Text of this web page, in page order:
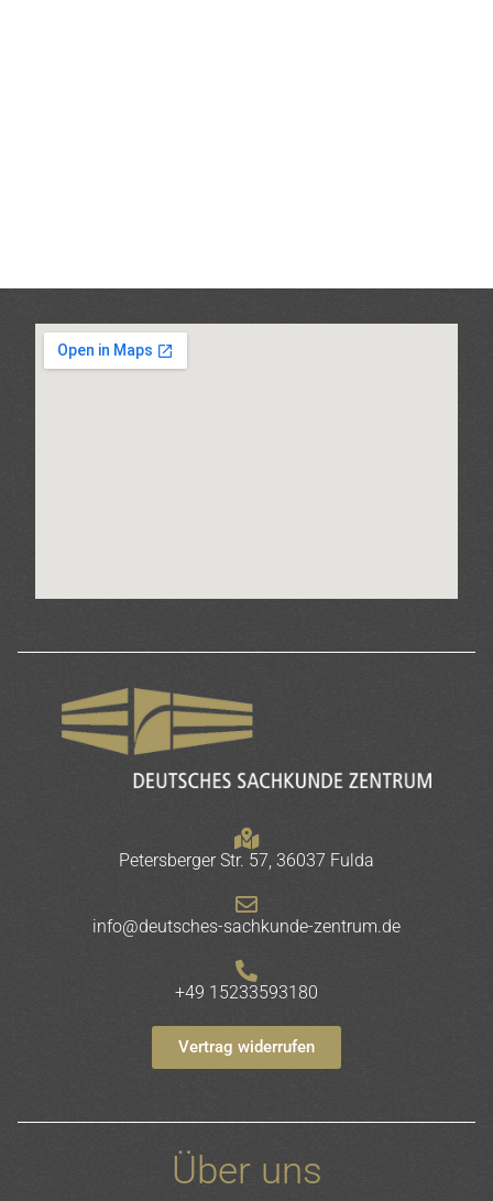
Petersberger Str. 57, 36037 Fulda
info@deutsches-sachkunde-zentrum.de
+49 15233593180
Vertrag widerrufen
Über uns